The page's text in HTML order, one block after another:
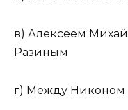
в) Алексеем
Разиным
г) Между Никоном